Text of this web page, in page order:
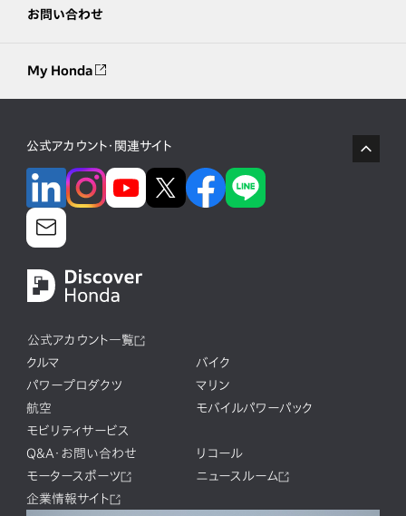
お問い合わせ
My Honda
公式アカウント・関連サイト
公式アカウント一覧
クルマ
バイク
パワープロダクツ
マリン
航空
モバイルパワーパック
モビリティサービス
Q&A・お問い合わせ
リコール
モータースポーツ
ニュースルーム
企業情報サイト